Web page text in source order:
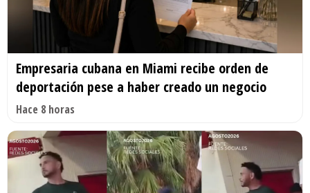
Empresaria cubana en Miami recibe orden de
deportación pese a haber creado un negocio
Hace 8 horas